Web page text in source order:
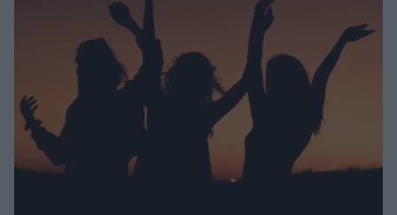
Ψυχολογία
Σχέσεις & Σεξ
Fitness
Woman Power